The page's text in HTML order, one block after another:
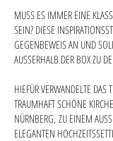
MUSS ES IMMER EINE
SEIN? DIESE
GEGENBEWEIS AN UND
AUSSERHALB DER BOX ZU
HIEFÜR VERWANDELTE DAS
TRAUMHAFT SCHÖNE
NÜRNBERG, ZU EINEM
ELEGANTEN